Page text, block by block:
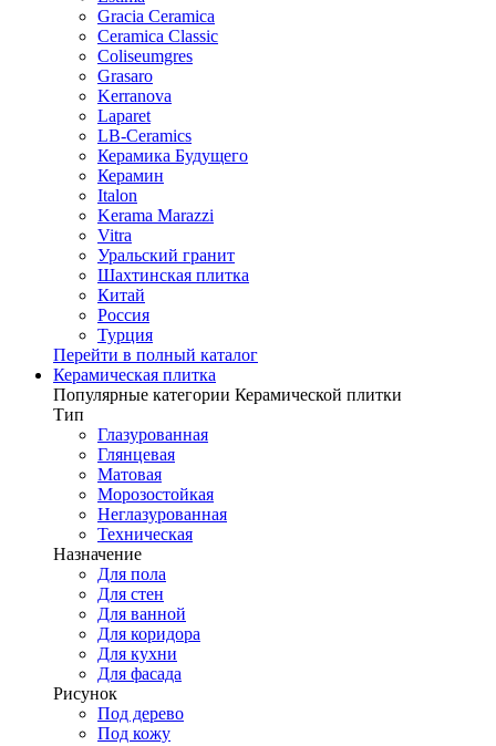
Gracia Ceramica
Ceramica Classic
Coliseumgres
Grasaro
Kerranova
Laparet
LB-Ceramics
Керамика Будущего
Керамин
Italon
Kerama Marazzi
Vitra
Уральский гранит
Шахтинская плитка
Китай
Россия
Турция
Перейти в полный каталог
Керамическая плитка
Популярные категории Керамической плитки
Тип
Глазурованная
Глянцевая
Матовая
Морозостойкая
Неглазурованная
Техническая
Назначение
Для пола
Для стен
Для ванной
Для коридора
Для кухни
Для фасада
Рисунок
Под дерево
Под кожу